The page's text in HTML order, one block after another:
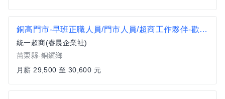
銅高門市-早班正職人員/門市人員/超商工作夥伴-歡迎來電 037-760192
統一超商(睿晨企業社)
苗栗縣-銅鑼鄉
月薪 29,500 至 30,600 元